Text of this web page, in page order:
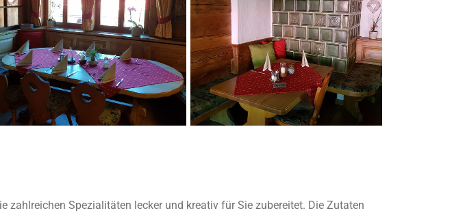
zahlreichen Spezialitäten lecker und kreativ für Sie zubereitet. Die Zutaten